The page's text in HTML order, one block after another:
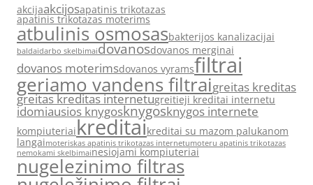
akcijaakcijosapatinis trikotazas
apatinis trikotazas moterims
atbulinis osmosasbakterijos kanalizacijai
baldaidarbo skelbimaidovanosdovanos merginai
dovanos moterimsdovanos vyramsfiltrai
geriamo vandens filtraigreitas kreditas
greitas kreditas internetugreitieji kreditai internetu
idomiausios knygosknygosknygos internete
kompiuteriaikreditaikreditai su mazom palukanom
langaimoteriskas apatinis trikotazas internetumoteru apatinis trikotazas
nemokami skelbimainesiojami kompiuteriai
nugelezinimo filtras